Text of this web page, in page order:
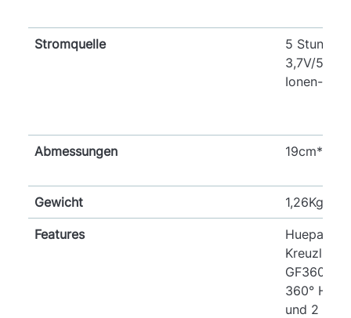
Stromquelle
5 Stunden
3,7V/5200
Ionen-
Abmessungen
Gewicht 1,26Kg
Features
Huepar 3
GF360G
360°
und 2 x